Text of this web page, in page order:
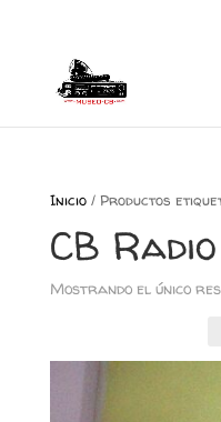
Inicio/ Productos
CB
Mostrando el único